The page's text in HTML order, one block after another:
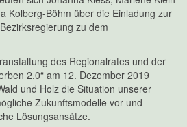
Kolberg-Böhm über die Einladung zur
zu dem
des Regionalrates und der
2.0“ am 12. Dezember 2019
und Holz die Situation unserer
Zukunftsmodelle vor und
Lösungsansätze.